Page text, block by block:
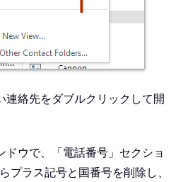
連絡先をダブルクリックして開
ドウで、「電話番号」セクショ
プラス記号と国番号を削除し、